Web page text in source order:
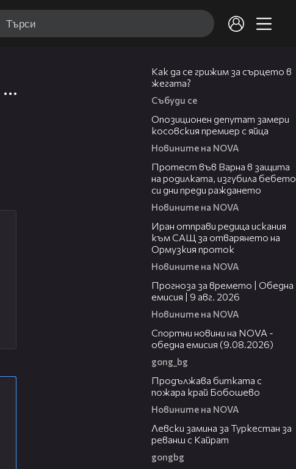
Как да се грижим за сърцето в
жегата?
Събуди се
Опозиционен депутат замери
косовския премиер с яйца
Новините на NOVA
Протест във Варна в защита
на родилката, изгубила бебето
си дни преди раждането
Новините на NOVA
Иран отправи редица искания
към САЩ за отварянето на
Ормузкия проток
Новините на NOVA
Прогноза за времето | Обедна
емисия | 9 авг. 2026
Новините на NOVA
Спортни новини на NOVA -
обедна емисия (9.08.2026)
gong_bg
Продължава битката с
пожара край Бобошево
Новините на NOVA
Левски замина за Туркестан за
реванш с Кайрат
gongbg